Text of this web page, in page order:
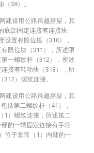
（38）。
建设用公路跨越撑架，其
底部固定连接有连接块
设置有限位框（310），
限位块（311），所述限
一螺纹杆（312），所述
接有转动块（313），所
）螺纹连接。
建设用公路跨越撑架，其
括第二螺纹杆（41），
1）螺纹连接，所述第二
的一端固定连接有手轮
位于套筒（1）内部的一